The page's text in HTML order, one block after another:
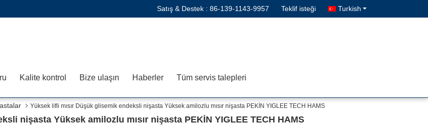
Satış & Destek : 86-139-1143-9957 Teklif isteği Turkish
Kalite kontrol Bize ulaşın Haberler Tüm servis talepleri
Yüksek lifli mısır Düşük glisemik endeksli nişasta Yüksek amilozlu mısır nişasta PEKİN YIGLEE TECH HAMS
nişasta Yüksek amilozlu mısır nişasta PEKİN YIGLEE TECH HAMS